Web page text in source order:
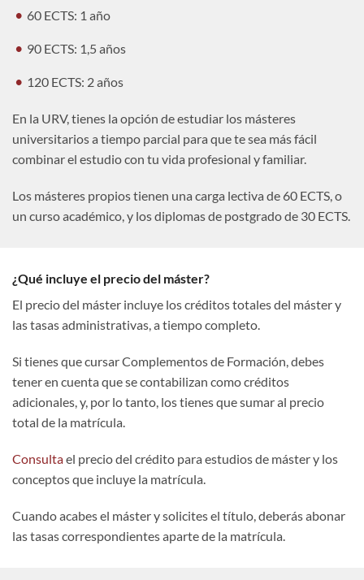
60 ECTS: 1 año
90 ECTS: 1,5 años
120 ECTS: 2 años
En la URV, tienes la opción de estudiar los másteres
universitarios a tiempo parcial para que te sea más fácil
combinar el estudio con tu vida profesional y familiar.
Los másteres propios tienen una carga lectiva de 60 ECTS, o
un curso académico, y los diplomas de postgrado de 30 ECTS.
¿Qué incluye el precio del máster?
El precio del máster incluye los créditos totales del máster y
las tasas administrativas, a tiempo completo.
Si tienes que cursar Complementos de Formación, debes
tener en cuenta que se contabilizan como créditos
adicionales, y, por lo tanto, los tienes que sumar al precio
total de la matrícula.
Consultael precio del crédito para estudios de máster y los
conceptos que incluye la matrícula.
Cuando acabes el máster y solicites el título, deberás abonar
las tasas correspondientes aparte de la matrícula.